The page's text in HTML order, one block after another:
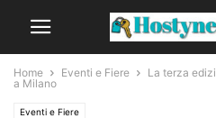
Home Eventi e Fiere
La terza
a Milano
Eventi e Fiere